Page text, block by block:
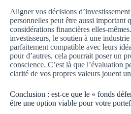
Aligner vos décisions
personnelles peut être aussi important
considérations financières elles-
investisseurs, le soutien à une industrie
parfaitement compatible avec leurs
pour d’autres, cela pourrait poser un
conscience. C’est là que l’évaluation
clarité de vos propres valeurs jouent
Conclusion : est-ce que le « fonds
être une option viable pour votre